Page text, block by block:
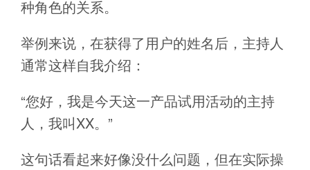
种角色的关系。
举例来说，在获得了用户的姓名后，主持人
通常这样自我介绍：
“您好，我是今天这一产品试用活动的主持
人，我叫XX。”
这句话看起来好像没什么问题，但在实际操